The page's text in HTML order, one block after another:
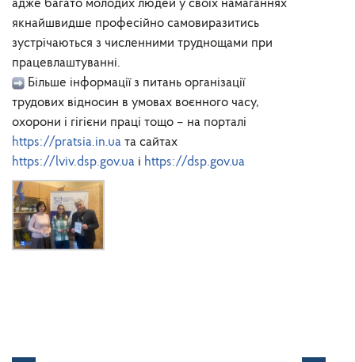
адже багато молодих людей у своїх намаганнях
якнайшвидше професійно самовиразитись
зустрічаються з численними труднощами при
працевлаштуванні.
Більше інформації з питань організації
трудових відносин в умовах воєнного часу,
охорони і гігієни праці тощо – на порталі
https://pratsia.in.ua та сайтах
https://lviv.dsp.gov.ua і https://dsp.gov.ua